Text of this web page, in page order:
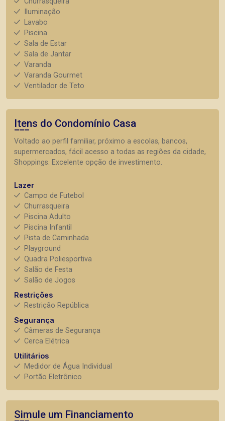
Iluminação
Lavabo
Piscina
Sala de Estar
Sala de Jantar
Varanda
Varanda Gourmet
Ventilador de Teto
Itens do Condomínio Casa
Voltado ao perfil familiar, próximo a escolas, bancos,
supermercados, fácil acesso a todas as regiões da cidade,
Shoppings. Excelente opção de investimento.
Lazer
Campo de Futebol
Churrasqueira
Piscina Adulto
Piscina Infantil
Pista de Caminhada
Playground
Quadra Poliesportiva
Salão de Festa
Salão de Jogos
Restrições
Restrição República
Segurança
Câmeras de Segurança
Cerca Elétrica
Utilitários
Medidor de Água Individual
Portão Eletrônico
Simule um Financiamento